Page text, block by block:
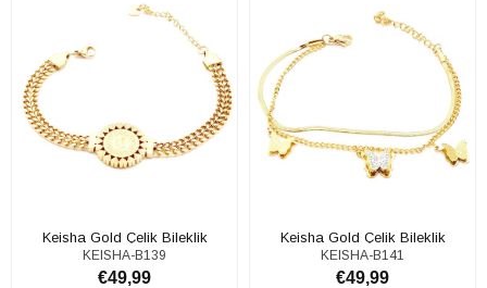
Keisha Gold Çelik Bileklik
KEISHA-B139
€49,99
Keisha Gold Çelik Bileklik
KEISHA-B141
€49,99